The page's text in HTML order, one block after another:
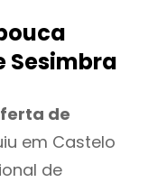
Sesimbra
de
em Castelo
de